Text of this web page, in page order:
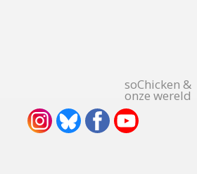
soChicken &
onze wereld